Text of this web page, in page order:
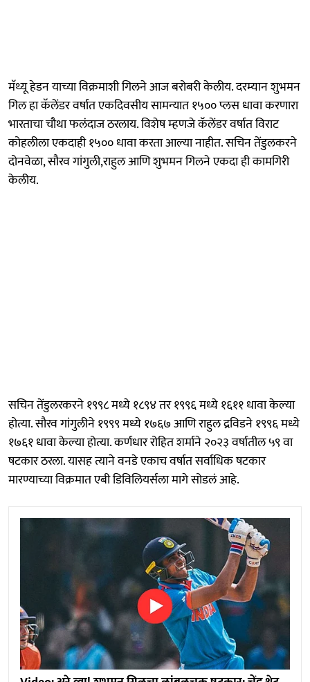
मॅथ्यू हेडन याच्या विक्रमाशी गिलने आज बरोबरी केलीय. दरम्यान शुभमन
गिल हा कॅलेंडर वर्षात एकदिवसीय सामन्यात १५०० प्लस धावा करणारा
भारताचा चौथा फलंदाज ठरलाय. विशेष म्हणजे कॅलेंडर वर्षात विराट
कोहलीला एकदाही १५०० धावा करता आल्या नाहीत. सचिन तेंडुलकरने
दोनवेळा, सौरव गांगुली,राहुल आणि शुभमन गिलने एकदा ही कामगिरी
केलीय.
सचिन तेंडुलरकरने १९९८ मध्ये १८९४ तर १९९६ मध्ये १६११ धावा केल्या
होत्या. सौरव गांगुलीने १९९९ मध्ये १७६७ आणि राहुल द्रविडने १९९६ मध्ये
१७६१ धावा केल्या होत्या. कर्णधार रोहित शर्माने २०२३ वर्षातील ५९ वा
षटकार ठरला. यासह त्याने वनडे एकाच वर्षात सर्वाधिक षटकार
मारण्याच्या विक्रमात एबी डिविलियर्सला मागे सोडलं आहे.